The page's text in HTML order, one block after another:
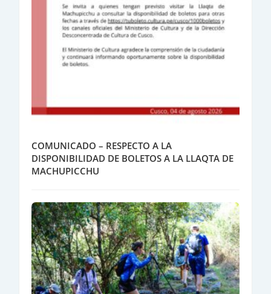
COMUNICADO – RESPECTO A LA
DISPONIBILIDAD DE BOLETOS A LA LLAQTA DE
MACHUPICCHU